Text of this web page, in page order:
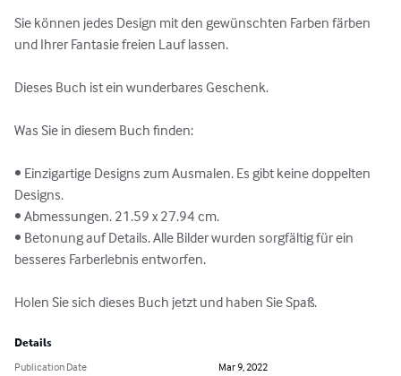
Sie können jedes Design mit den gewünschten Farben färben
und Ihrer Fantasie freien Lauf lassen.
Dieses Buch ist ein wunderbares Geschenk.
Was Sie in diesem Buch finden:
• Einzigartige Designs zum Ausmalen. Es gibt keine doppelten
Designs.
• Abmessungen. 21.59 x 27.94 cm.
• Betonung auf Details. Alle Bilder wurden sorgfältig für ein
besseres Farberlebnis entworfen.
Holen Sie sich dieses Buch jetzt und haben Sie Spaß.
Details
Publication Date
Mar 9, 2022